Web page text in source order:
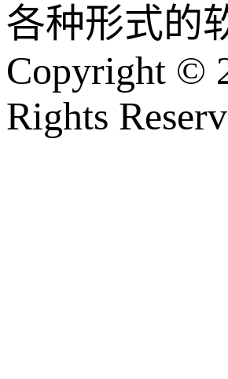
各种形式的
Copyright ©
Rights